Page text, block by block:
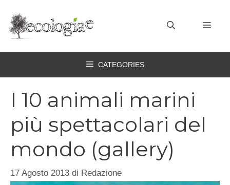
contenuto
CATEGORIES
I 10 animali marini
più spettacolari del
mondo (gallery)
17 Agosto 2013 di Redazione